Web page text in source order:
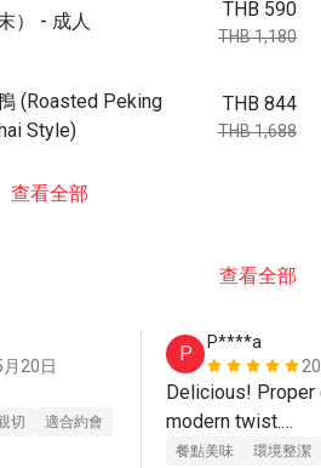
） - 成人
THB 590
THB 1,180
(Roasted Peking
Style)
THB 844
THB 1,688
查看全部
查看全部
20日
切
適合約會
P
P****a
Delicious! Proper
modern twist.
Lighting is
餐點美味 環境整潔